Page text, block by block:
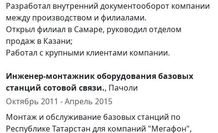
Разработал внутренний документооборот компании
между производством и филиалами.
Открыл филиал в Самаре, руководил отделом
продаж в Казани;
Работал с крупными клиентами компании.
Инженер-монтажник оборудования базовых
станций сотовой связи., Пачоли
Октябрь 2011 - Апрель 2015
Монтаж и обслуживание базовых станций по
Республике Татарстан для компаний "Мегафон",